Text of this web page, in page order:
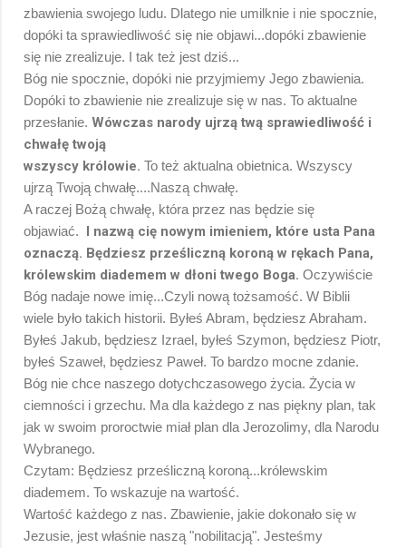
zbawienia swojego ludu. Dlatego nie umilknie i nie spocznie,
dopóki ta sprawiedliwość się nie objawi...dopóki zbawienie
się nie zrealizuje. I tak też jest dziś...
Bóg nie spocznie, dopóki nie przyjmiemy Jego zbawienia.
Dopóki to zbawienie nie zrealizuje się w nas. To aktualne
przesłanie. Wówczas narody ujrzą twą sprawiedliwość i
chwałę twoją
wszyscy królowie. To też aktualna obietnica. Wszyscy
ujrzą Twoją chwałę....Naszą chwałę.
A raczej Bożą chwałę, która przez nas będzie się
objawiać. I nazwą cię nowym imieniem, które usta Pana
oznaczą. Będziesz prześliczną koroną w rękach Pana,
królewskim diademem w dłoni twego Boga. Oczywiście
Bóg nadaje nowe imię...Czyli nową tożsamość. W Biblii
wiele było takich historii. Byłeś Abram, będziesz Abraham.
Byłeś Jakub, będziesz Izrael, byłeś Szymon, będziesz Piotr,
byłeś Szaweł, będziesz Paweł. To bardzo mocne zdanie.
Bóg nie chce naszego dotychczasowego życia. Życia w
ciemności i grzechu. Ma dla każdego z nas piękny plan, tak
jak w swoim proroctwie miał plan dla Jerozolimy, dla Narodu
Wybranego.
Czytam: Będziesz prześliczną koroną...królewskim
diademem. To wskazuje na wartość.
Wartość każdego z nas. Zbawienie, jakie dokonało się w
Jezusie, jest właśnie naszą "nobilitacją". Jesteśmy